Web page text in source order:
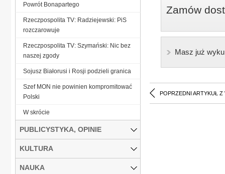
Zamów
Masz już
POPRZEDNI ARTYKUŁ Z
Powrót Bonapartego
Rzeczpospolita TV: Radziejewski: PiS
rozczarowuje
Rzeczpospolita TV: Szymański: Nic bez
naszej zgody
Sojusz Białorusi i Rosji podzieli granica
Szef MON nie powinien kompromitować
Polski
W skrócie
PUBLICYSTYKA, OPINIE
KULTURA
NAUKA